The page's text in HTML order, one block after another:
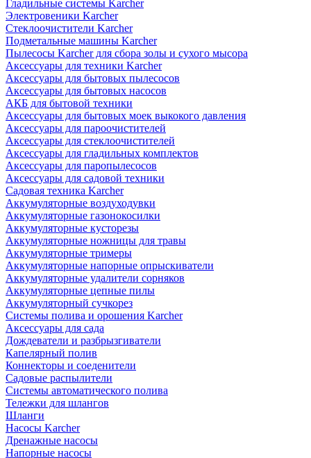
Гладильные системы Karcher
Электровеники Karcher
Стеклоочистители Karcher
Подметальные машины Karcher
Пылесосы Karcher для сбора золы и сухого мысора
Аксессуары для техники Karcher
Аксессуары для бытовых пылесосов
Аксессуары для бытовых насосов
АКБ для бытовой техники
Аксессуары для бытовых моек выкокого давления
Аксессуары для пароочистителей
Аксессуары для стеклоочистителей
Аксессуары для гладильных комплектов
Аксессуары для паропылесосов
Аксессуары для садовой техники
Садовая техника Karcher
Аккумуляторные воздуходувки
Аккумуляторные газонокосилки
Аккумуляторные кусторезы
Аккумуляторные ножницы для травы
Аккумуляторные тримеры
Аккумуляторные напорные опрыскиватели
Аккумуляторные удалители сорняков
Аккумуляторные цепные пилы
Аккумуляторный сучкорез
Системы полива и орошения Karcher
Аксессуары для сада
Дождеватели и разбрызгиватели
Капелярный полив
Коннекторы и соеденители
Садовые распылители
Системы автоматического полива
Тележки для шлангов
Шланги
Насосы Karcher
Дренажные насосы
Напорные насосы